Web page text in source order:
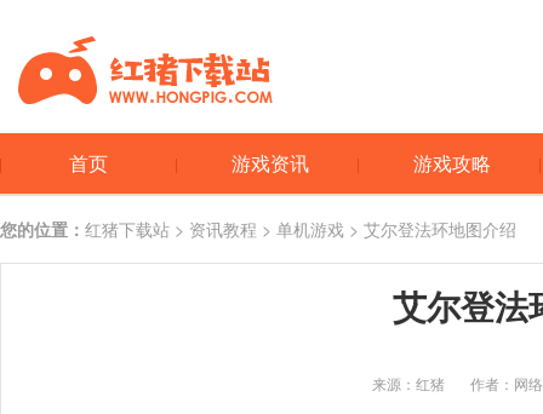
首页 游戏资讯 游戏攻略
您的位置： 红猪下载站 > 资讯教程 > 单机游戏 > 艾尔登法环地图介绍
艾尔登法
来源：红猪 作者：网络